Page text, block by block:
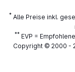
* Alle Preise inkl.
**EVP =
Copyright © 2000 -